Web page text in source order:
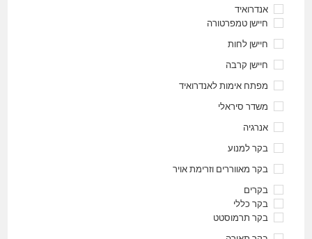
אנדרואיד
חיישן טמפרטורה
חיישן לחות
חיישן קרבה
מפתח אימות לאנדרואיד
משדר סיראלי
אנרגיה
בקר למנוע
בקר מאווררים וזרימת אויר
בקרים
בקר כללי
בקר תרמוסטט